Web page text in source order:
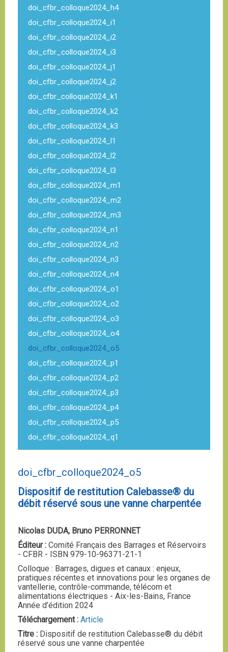
doi_cfbr_colloque2024_h4
doi_cfbr_colloque2024_i1
doi_cfbr_colloque2024_i2
doi_cfbr_colloque2024_i3
doi_cfbr_colloque2024_j1
doi_cfbr_colloque2024_j2
doi_cfbr_colloque2024_k1
doi_cfbr_colloque2024_k2
doi_cfbr_colloque2024_k3
doi_cfbr_colloque2024_l1
doi_cfbr_colloque2024_l2
doi_cfbr_colloque2024_l3
doi_cfbr_colloque2024_m1
doi_cfbr_colloque2024_m2
doi_cfbr_colloque2024_m3
doi_cfbr_colloque2024_n1
doi_cfbr_colloque2024_n2
doi_cfbr_colloque2024_n3
doi_cfbr_colloque2024_n4
doi_cfbr_colloque2024_o1
doi_cfbr_colloque2024_o2
doi_cfbr_colloque2024_o3
doi_cfbr_colloque2024_o4
doi_cfbr_colloque2024_o5
doi_cfbr_colloque2024_p1
doi_cfbr_colloque2024_p2
doi_cfbr_colloque2024_p3
doi_cfbr_colloque2024_p4
doi_cfbr_colloque2024_p5
doi_cfbr_colloque2024_q1
doi_cfbr_colloque2024_o5
Dispositif de restitution Calebasse® du
débit réservé sous une vanne charpentée
Nicolas DUDA, Bruno PERRONNET
Éditeur : Comité Français des Barrages et Réservoirs
- CFBR - ISBN 979-10-96371-21-1
Colloque : Barrages, digues et canaux : enjeux,
pratiques récentes et innovations pour les organes de
vantellerie, contrôle-commande, télécom et
alimentations électriques - Aix-les-Bains, France
Année d’édition 2024
Téléchargement : Article
Titre : Dispositif de restitution Calebasse® du débit
réservé sous une vanne charpentée